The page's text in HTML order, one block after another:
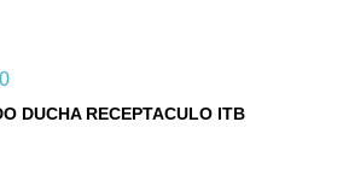
DUCHA RECEPTACULO ITB